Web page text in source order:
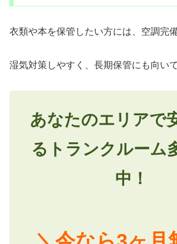
衣類や本を保管したい方には、空調完
湿気対策しやすく、長期保管にも向い
あなたのエリアで
るトランクルーム
中！